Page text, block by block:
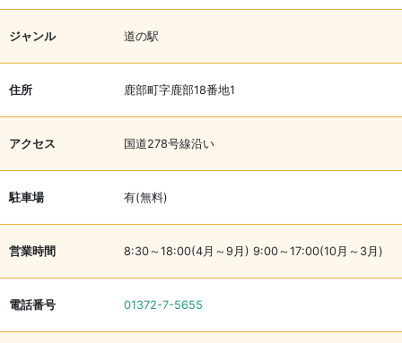
ジャンル 道の駅
住所 鹿部町字鹿部18番地1
アクセス 国道278号線沿い
駐車場 有(無料)
営業時間 8:30～18:00(4月～9月) 9:00～17:00(10月～3月)
電話番号 01372-7-5655